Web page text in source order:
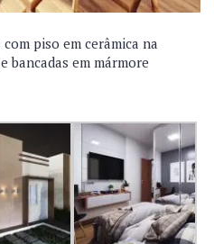
piso em cerâmica na
bancadas em mármore